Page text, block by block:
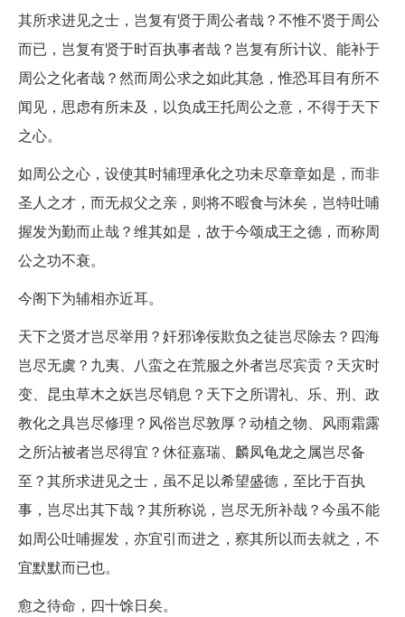
其所求进见之士，岂复有贤于周公者哉？不惟不贤于周公
而已，岂复有贤于时百执事者哉？岂复有所计议、能补于
周公之化者哉？然而周公求之如此其急，惟恐耳目有所不
闻见，思虑有所未及，以负成王托周公之意，不得于天下
之心。
如周公之心，设使其时辅理承化之功未尽章章如是，而非
圣人之才，而无叔父之亲，则将不暇食与沐矣，岂特吐哺
握发为勤而止哉？维其如是，故于今颂成王之德，而称周
公之功不衰。
今阁下为辅相亦近耳。
天下之贤才岂尽举用？奸邪谗佞欺负之徒岂尽除去？四海
岂尽无虞？九夷、八蛮之在荒服之外者岂尽宾贡？天灾时
变、昆虫草木之妖岂尽销息？天下之所谓礼、乐、刑、政
教化之具岂尽修理？风俗岂尽敦厚？动植之物、风雨霜露
之所沾被者岂尽得宜？休征嘉瑞、麟凤龟龙之属岂尽备
至？其所求进见之士，虽不足以希望盛德，至比于百执
事，岂尽出其下哉？其所称说，岂尽无所补哉？今虽不能
如周公吐哺握发，亦宜引而进之，察其所以而去就之，不
宜默默而已也。
愈之待命，四十馀日矣。